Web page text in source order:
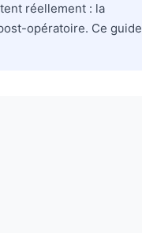
réellement : la
opératoire. Ce guide